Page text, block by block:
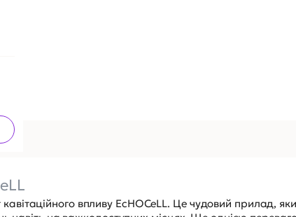
кавітаційного впливу EcHOCeLL. Це чудовий прилад,